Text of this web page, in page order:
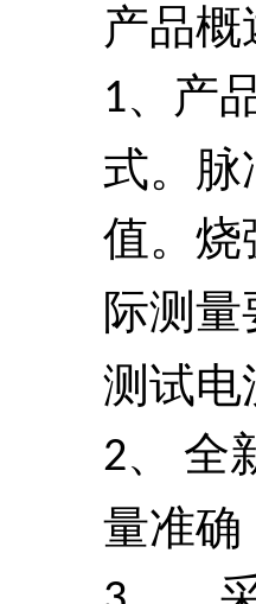
产品概
1、产
式。脉
值。烧
际测
测试电
2、
全
量准确